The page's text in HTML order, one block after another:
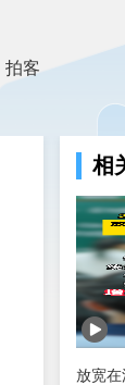
拍客
相
放宽